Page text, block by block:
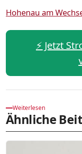
Hohenau am
⚡️ Jetzt
Weiterlesen
Ähnliche